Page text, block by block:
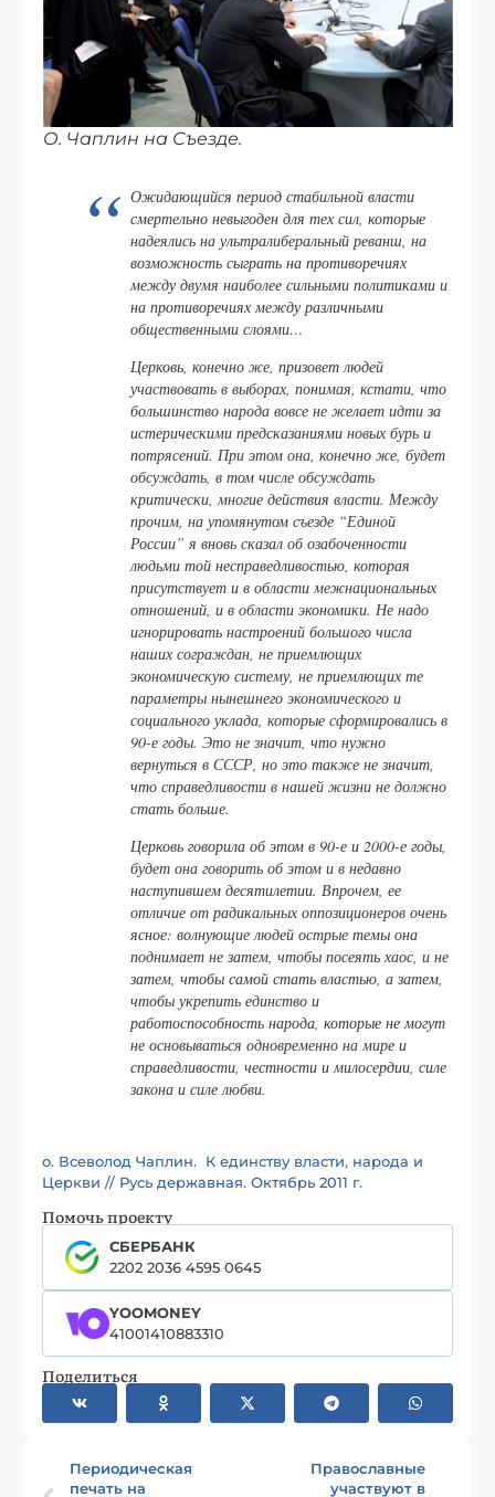
О. Чаплин на Съезде.
Ожидающийся период стабильной власти
смертельно невыгоден для тех сил, которые
надеялись на ультралиберальный реванш, на
возможность сыграть на противоречиях
между двумя наиболее сильными политиками и
на противоречиях между различными
общественными слоями…
Церковь, конечно же, призовет людей
участвовать в выборах, понимая, кстати, что
большинство народа вовсе не желает идти за
истерическими предсказаниями новых бурь и
потрясений. При этом она, конечно же, будет
обсуждать, в том числе обсуждать
критически, многие действия власти. Между
прочим, на упомянутом съезде “Единой
России” я вновь сказал об озабоченности
людьми той несправедливостью, которая
присутствует и в области межнациональных
отношений, и в области экономики. Не надо
игнорировать настроений большого числа
наших сограждан, не приемлющих
экономическую систему, не приемлющих те
параметры нынешнего экономического и
социального уклада, которые сформировались в
90-е годы. Это не значит, что нужно
вернуться в СССР, но это также не значит,
что справедливости в нашей жизни не должно
стать больше.
Церковь говорила об этом в 90-е и 2000-е годы,
будет она говорить об этом и в недавно
наступившем десятилетии. Впрочем, ее
отличие от радикальных оппозиционеров очень
ясное: волнующие людей острые темы она
поднимает не затем, чтобы посеять хаос, и не
затем, чтобы самой стать властью, а затем,
чтобы укрепить единство и
работоспособность народа, которые не могут
не основываться одновременно на мире и
справедливости, честности и милосердии, силе
закона и силе любви.
о. Всеволод Чаплин. К единству власти, народа и
Церкви // Русь державная. Октябрь 2011 г.
Помочь проекту
СБЕРБАНК
2202 2036 4595 0645
YOOMONEY
41001410883310
Поделиться
Периодическая
печать на
Православные
участвуют в